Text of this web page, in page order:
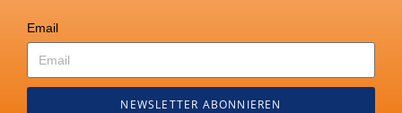
Email
NEWSLETTER ABONNIEREN